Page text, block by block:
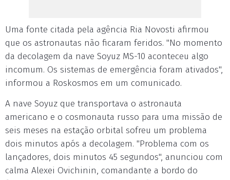
Uma fonte citada pela agência Ria Novosti afirmou
que os astronautas não ficaram feridos. "No momento
da decolagem da nave Soyuz MS-10 aconteceu algo
incomum. Os sistemas de emergência foram ativados",
informou a Roskosmos em um comunicado.
A nave Soyuz que transportava o astronauta
americano e o cosmonauta russo para uma missão de
seis meses na estação orbital sofreu um problema
dois minutos após a decolagem. "Problema com os
lançadores, dois minutos 45 segundos", anunciou com
calma Alexei Ovichinin, comandante a bordo do